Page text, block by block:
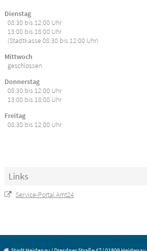
Dienstag
08:30 bis 12:00 Uhr
13:00 bis 18:00 Uhr
(Stadtkasse 08:30 bis 12:00 Uhr)
Mittwoch
geschlossen
Donnerstag
08:30 bis 12:00 Uhr
13:00 bis 18:00 Uhr
Freitag
08:30 bis 12:00 Uhr
Links
Service-Portal Amt24